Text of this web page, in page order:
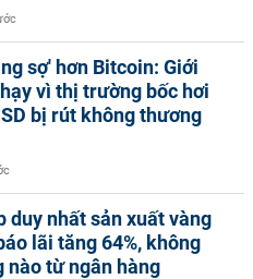
sợ' hơn Bitcoin: Giới
vì thị trường bốc hơi
bị rút không thương
duy nhất sản xuất vàng
lãi tăng 64%, không
nào từ ngân hàng